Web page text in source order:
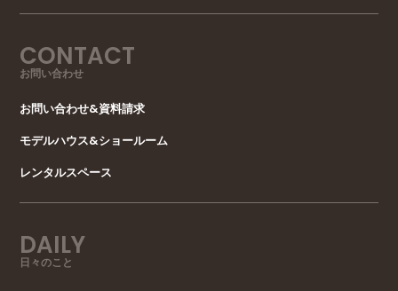
CONTACT
お問い合わせ
お問い合わせ&資料請求
モデルハウス&ショールーム
レンタルスペース
DAILY
日々のこと